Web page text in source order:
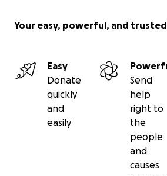
Your easy, powerful, and
Easy
Donate
quickly
and
easily
Send
help
right to
the
people
and
causes